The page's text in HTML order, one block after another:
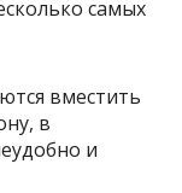
самых
вместить
в
и